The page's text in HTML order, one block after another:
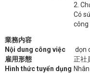
2.
Có
công
業務内容
Nội dung công việc
dọn
雇用形態
正社
Hình thức tuyển dụng